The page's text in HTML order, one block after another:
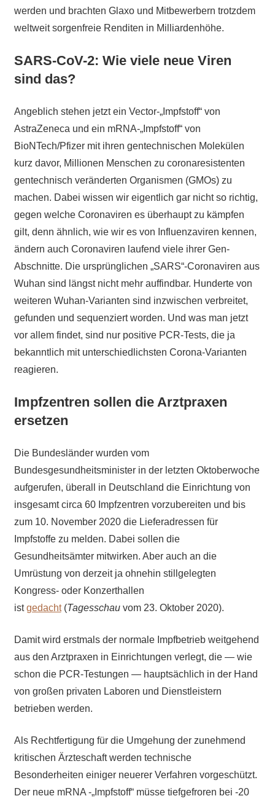
werden und brachten Glaxo und Mitbewerbern trotzdem
weltweit sorgenfreie Renditen in Milliardenhöhe.
SARS-CoV-2: Wie viele neue Viren
sind das?
Angeblich stehen jetzt ein Vector-„Impfstoff“ von
AstraZeneca und ein mRNA-„Impfstoff“ von
BioNTech/Pfizer mit ihren gentechnischen Molekülen
kurz davor, Millionen Menschen zu coronaresistenten
gentechnisch veränderten Organismen (GMOs) zu
machen. Dabei wissen wir eigentlich gar nicht so richtig,
gegen welche Coronaviren es überhaupt zu kämpfen
gilt, denn ähnlich, wie wir es von Influenzaviren kennen,
ändern auch Coronaviren laufend viele ihrer Gen-
Abschnitte. Die ursprünglichen „SARS“-Coronaviren aus
Wuhan sind längst nicht mehr auffindbar. Hunderte von
weiteren Wuhan-Varianten sind inzwischen verbreitet,
gefunden und sequenziert worden. Und was man jetzt
vor allem findet, sind nur positive PCR-Tests, die ja
bekanntlich mit unterschiedlichsten Corona-Varianten
reagieren.
Impfzentren sollen die Arztpraxen
ersetzen
Die Bundesländer wurden vom
Bundesgesundheitsminister in der letzten Oktoberwoche
aufgerufen, überall in Deutschland die Einrichtung von
insgesamt circa 60 Impfzentren vorzubereiten und bis
zum 10. November 2020 die Lieferadressen für
Impfstoffe zu melden. Dabei sollen die
Gesundheitsämter mitwirken. Aber auch an die
Umrüstung von derzeit ja ohnehin stillgelegten
Kongress- oder Konzerthallen
istgedacht(Tagesschauvom 23. Oktober 2020).
Damit wird erstmals der normale Impfbetrieb weitgehend
aus den Arztpraxen in Einrichtungen verlegt, die — wie
schon die PCR-Testungen — hauptsächlich in der Hand
von großen privaten Laboren und Dienstleistern
betrieben werden.
Als Rechtfertigung für die Umgehung der zunehmend
kritischen Ärzteschaft werden technische
Besonderheiten einiger neuerer Verfahren vorgeschützt.
Der neue mRNA -„Impfstoff“ müsse tiefgefroren bei -20